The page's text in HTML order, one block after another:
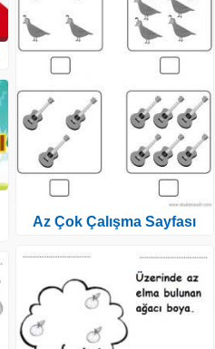
Az Çok Çalışma Sayfası